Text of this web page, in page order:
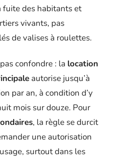
fuite des habitants et
vivants, pas
de valises à roulettes.
confondre : la location
autorise jusqu’à
par an, à condition d’y
mois sur douze. Pour
, la règle se durcit
une autorisation
surtout dans les